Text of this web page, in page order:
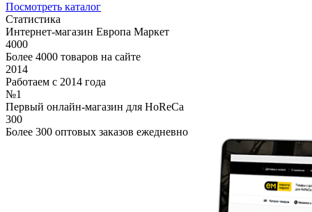
Посмотреть каталог
Статистика
Интернет-магазин Европа Маркет
4000
Более 4000 товаров на сайте
2014
Работаем с 2014 года
№1
Первый онлайн-магазин для HoReCa
300
Более 300 оптовых заказов ежедневно